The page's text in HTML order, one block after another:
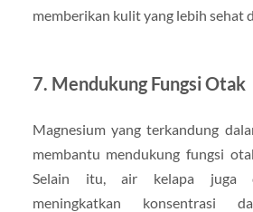
memberikan kulit yang lebih sehat
7. Mendukung Fungsi Otak
Magnesium yang terkandung
membantu mendukung fungsi
Selain itu, air kelapa juga
meningkatkan konsentrasi